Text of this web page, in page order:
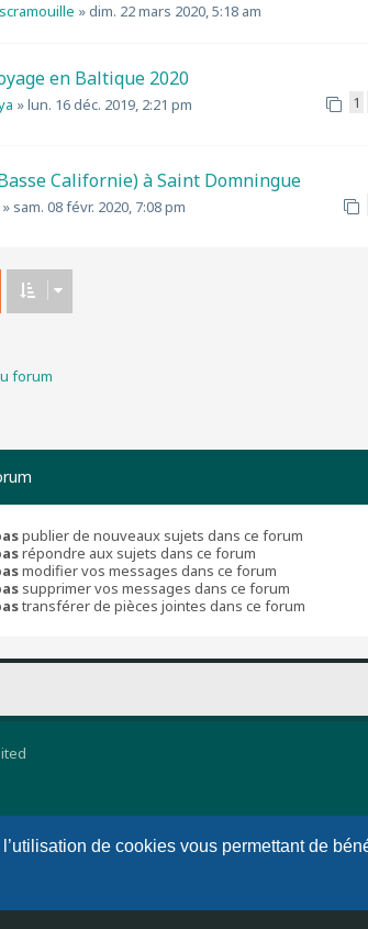
de cookies vous permettant de
»dim. 22 mars 2020, 5:18 am
en Baltique 2020
»lun. 16 déc. 2019, 2:21 pm 1
Californie) à Saint Domningue
» sam. 08 févr. 2020, 7:08 pm
forum
publier de nouveaux sujets dans ce forum
répondre aux sujets dans ce forum
modifier vos messages dans ce forum
supprimer vos messages dans ce forum
transférer de pièces jointes dans ce forum